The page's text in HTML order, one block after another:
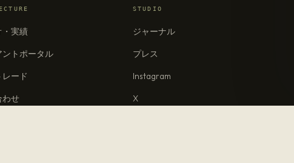
・実績
ントポータル
ード
わせ
STUDIO
ジャーナル
プレス
Instagram
X